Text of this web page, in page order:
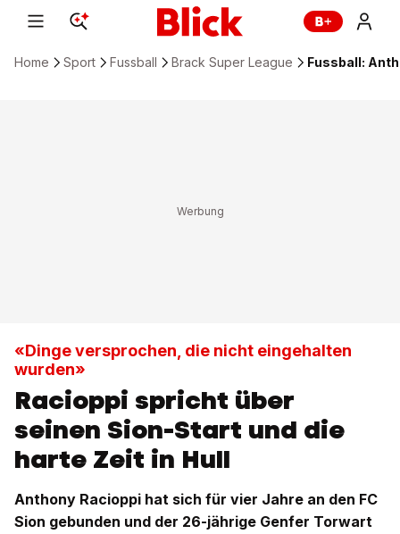
Home Sport Fussball Brack Super League Fussball:
«Dinge versprochen, die nicht eingehalten
wurden»
Racioppi spricht über
seinen Sion-Start und die
harte Zeit in Hull
Anthony Racioppi hat sich für vier Jahre an den FC
Sion gebunden und der 26-jährige Genfer Torwart